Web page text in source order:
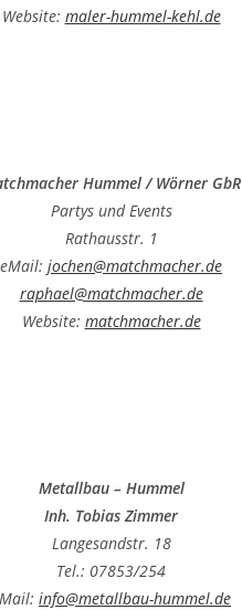
Website: maler-hummel-kehl.de
Hummel / Wörner GbR
Partys und Events
Rathausstr. 1
eMail: jochen@matchmacher.de
raphael@matchmacher.de
Website: matchmacher.de
Metallbau – Hummel
Inh. Tobias Zimmer
Langesandstr. 18
Tel.: 07853/254
info@metallbau-hummel.de